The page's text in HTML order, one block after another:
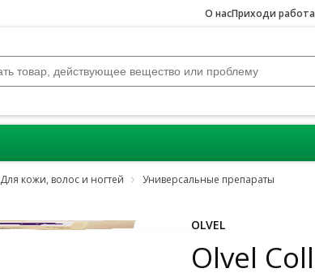
О насПриходи
Для кожи, волос и ногтей Универсальные препараты
OLVEL
Olvel